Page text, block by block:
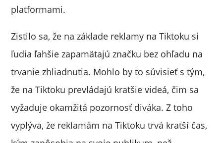
platformami.
Zistilo sa, že na základe reklamy na Tiktoku si
ľudia ľahšie zapamätajú značku bez ohľadu na
trvanie zhliadnutia. Mohlo by to súvisieť s tým,
že na Tiktoku prevládajú kratšie videá, čim sa
vyžaduje okamžitá pozornosť diváka. Z toho
vyplýva, že reklamám na Tiktoku trvá kratší čas,